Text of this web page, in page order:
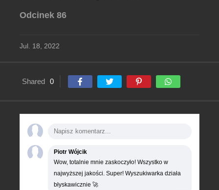
Odcinek 86
Jul. 18, 2022
Shared 0
Piotr Wójcik
Wow, totalnie mnie zaskoczyło! Wszystko w
najwyższej jakości. Super! Wyszukiwarka działa
błyskawicznie 🚀